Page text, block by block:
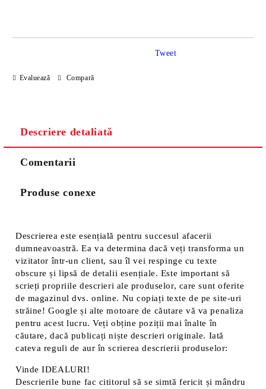
Evaluează Compară
Tweet
Descriere detaliată
Comentarii
Produse conexe
Descrierea este esențială pentru succesul afacerii
dumneavoastră. Ea va determina dacă veți transforma un
vizitator într-un client, sau îl vei respinge cu texte
obscure și lipsă de detalii esențiale. Este important să
scrieți propriile descrieri ale produselor, care sunt oferite
de magazinul dvs. online. Nu copiați texte de pe site-uri
străine! Google și alte motoare de căutare vă va penaliza
pentru acest lucru. Veți obține poziții mai înalte în
căutare, dacă publicați niște descrieri originale. Iată
cateva reguli de aur în scrierea descrierii produselor:
Vinde IDEALURI!
Descrierile bune fac cititorul să se simtă fericit și mândru